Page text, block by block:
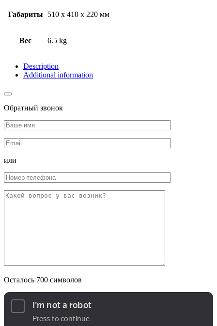
Габариты 510 x 410 x 220 мм
Вес 6.5 kg
Description
Additional information
Обратный звонок
или
Осталось 700 символов